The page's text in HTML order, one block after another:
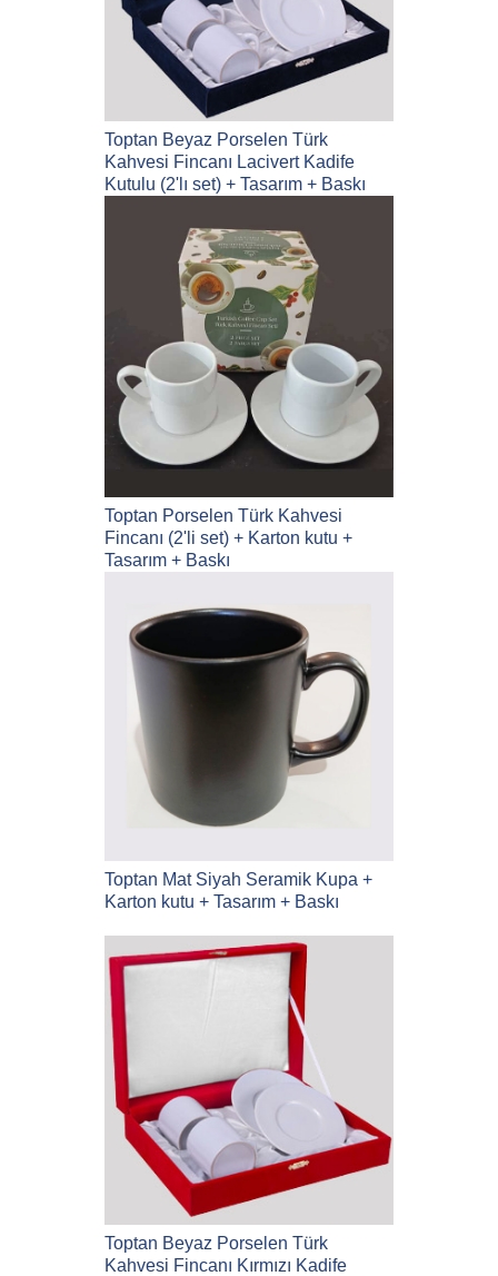
Toptan Beyaz Porselen Türk
Kahvesi Fincanı Lacivert Kadife
Kutulu (2'lı set) + Tasarım + Baskı
Toptan Porselen Türk Kahvesi
Fincanı (2'li set) + Karton kutu +
Tasarım + Baskı
Toptan Mat Siyah Seramik Kupa +
Karton kutu + Tasarım + Baskı
Toptan Beyaz Porselen Türk
Kahvesi Fincanı Kırmızı Kadife